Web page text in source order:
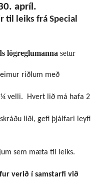
apríl.
til leiks frá Special
lögreglumanna setur
riðlum með
velli. Hvert lið má hafa 2
liði, gefi þjálfari leyfi
sem mæta til leiks.
verið í samstarfi við